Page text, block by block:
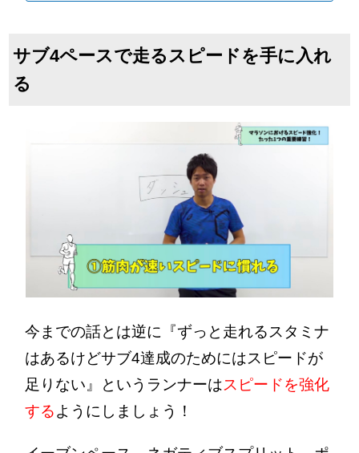
サブ4ペースで走るスピードを手に入れ
る
今までの話とは逆に『ずっと走れるスタミナ
はあるけどサブ4達成のためにはスピードが
足りない』というランナーはスピードを強化
するようにしましょう！